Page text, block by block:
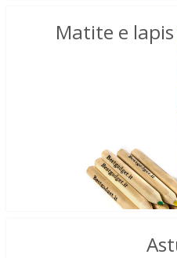
Matite e